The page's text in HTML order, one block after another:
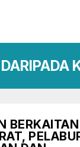
BERKAITAN